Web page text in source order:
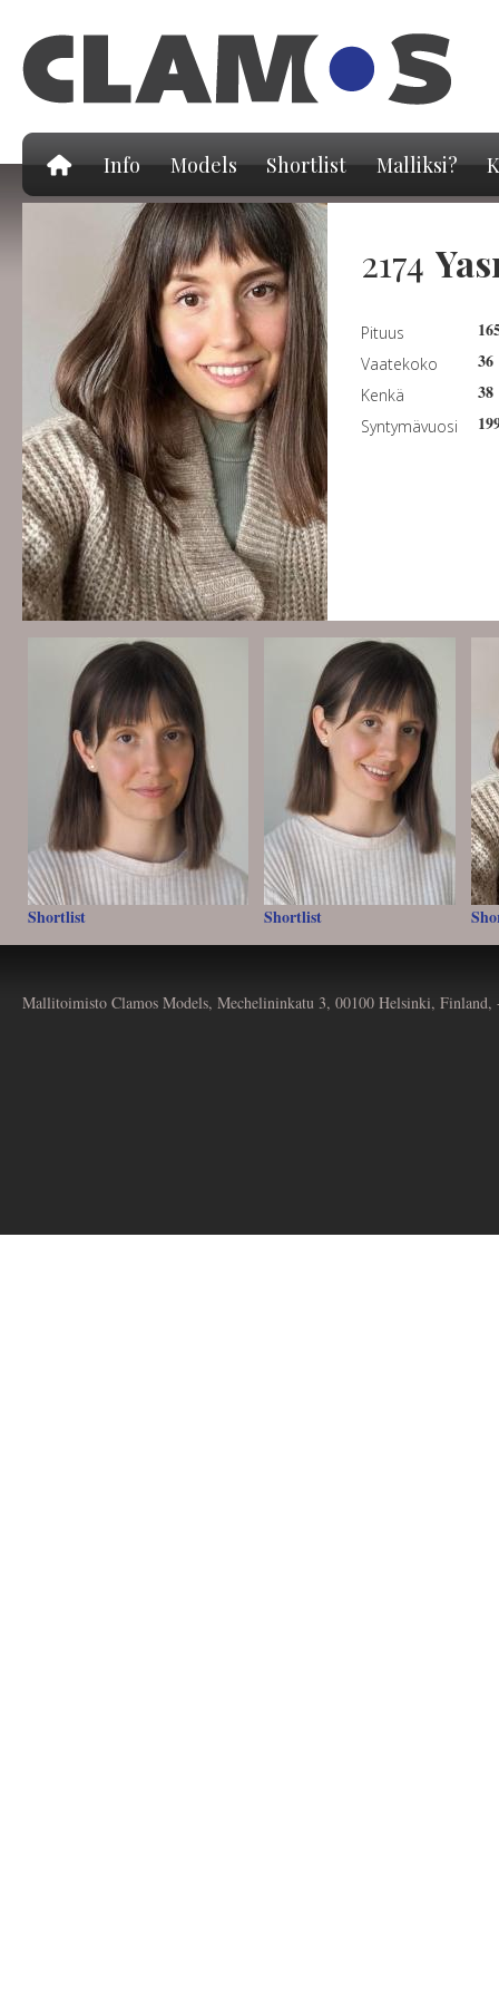
Info Models Shortlist Malliksi?
2174
Pituus
Vaatekoko 36
Kenkä 38
Syntymävuosi
Shortlist Shortlist
Mallitoimisto Clamos Models, Mechelininkatu 3, 00100 Helsinki,